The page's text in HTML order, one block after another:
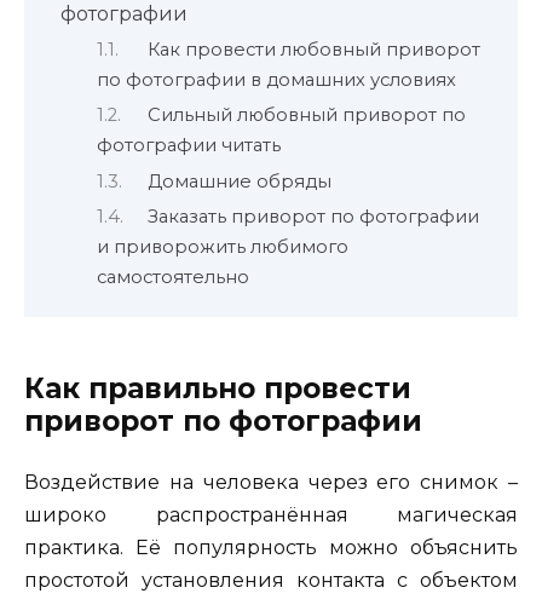
фотографии
Как провести любовный приворот
по фотографии в домашних условиях
Сильный любовный приворот по
фотографии читать
Домашние обряды
Заказать приворот по фотографии
и приворожить любимого
самостоятельно
Как правильно провести
приворот по фотографии
Воздействие на человека через его снимок –
широко распространённая магическая
практика. Её популярность можно объяснить
простотой установления контакта с объектом